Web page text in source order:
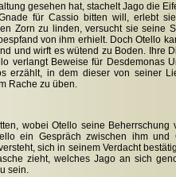
gesehen hat, stachelt Jago die
für Cassio bitten will, erlebt
Zorn zu linden, versucht sie seine
von ihm erhielt. Doch Otello
und wirft es wütend zu Boden. Ihre
verlangt Beweise für Desdemonas
erzählt, in dem dieser von seiner
Rache zu üben.
wobei Otello seine Beherrschung
ein Gespräch zwischen ihm und
sich in seinem Verdacht
zieht, welches Jago an sich
sein.